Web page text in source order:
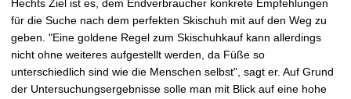
Hechts Ziel ist es, dem Endverbraucher konkrete Empfehlungen
für die Suche nach dem perfekten Skischuh mit auf den Weg zu
geben. "Eine goldene Regel zum Skischuhkauf kann allerdings
nicht ohne weiteres aufgestellt werden, da Füße so
unterschiedlich sind wie die Menschen selbst", sagt er. Auf Grund
der Untersuchungsergebnisse solle man mit Blick auf eine hohe